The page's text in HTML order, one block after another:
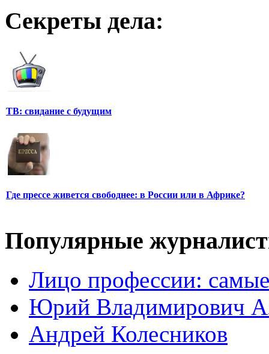
Секреты дела:
ТВ: свидание с будущим
Где прессе живется свободнее: в России или в Африке?
Популярные
Лицо профессии:
Юрий Владимирович
Андрей Колесников